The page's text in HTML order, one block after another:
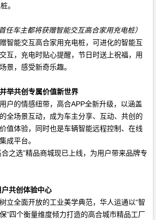
。
任车主都将获赠智能交互高合家用充电桩）
智能交互高合家用充电桩，可进化的智能互
互，充电时贴心提醒，节日时送上祝福，用
景，感受新奇乐趣。
举共创专属价值新世界
户的情感纽带，高合APP全新升级，以涵盖
全场景互动，成为车主分享、互动、共创的
值体验，同时也是车辆智能远程控制、在线
成平台。
合之选”精品商城现已上线，为用户带来品牌专
共创体验中心
立全面开放的工业美学典范，华人运通以“智
”四个衡量维度倾力打造的高合城市精品工厂